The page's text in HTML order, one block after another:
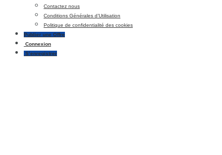
Contactez nous
Conditions Générales d’Utilisation
Politique de confidentialité des cookies
Publier une Offre
Connexion
S’enregistrer